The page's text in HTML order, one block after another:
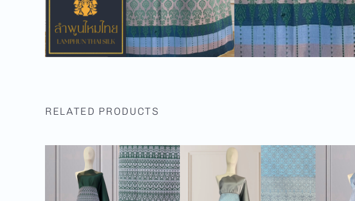
RELATED PRODUCTS